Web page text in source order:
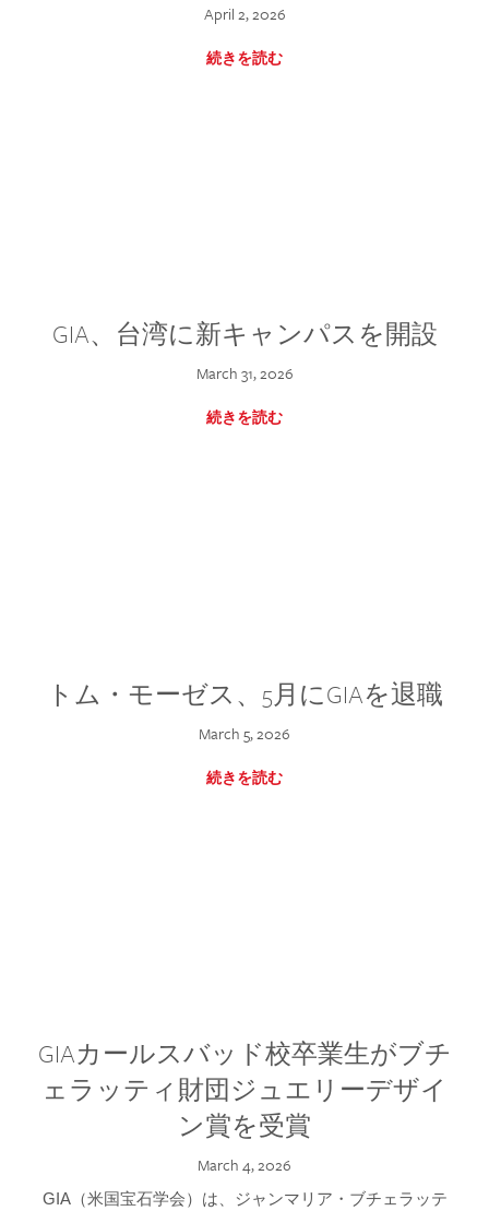
April 2, 2026
続きを読む
GIA、台湾に新キャンパスを開設
March 31, 2026
続きを読む
トム・モーゼス、5月にGIAを退職
March 5, 2026
続きを読む
GIAカールスバッド校卒業生がブチ
ェラッティ財団ジュエリーデザイ
ン賞を受賞
March 4, 2026
GIA（米国宝石学会）は、ジャンマリア・ブチェラッテ